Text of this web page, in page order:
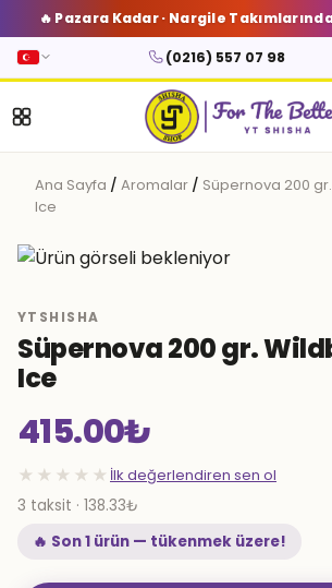
🔥 Pazara Kadar · Nargile
(0216) 557 07 98
Ana Sayfa / Aromalar / Süpernova 200
Ice
YTSHISHA
Süpernova 200 gr.
Ice
415.00₺
★★★★★ İlk değerlendiren sen ol
3 taksit · 138.33₺
🔥 Son 1 ürün — tükenmek üzere!